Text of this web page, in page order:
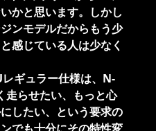
かと思います。しかし
ンモデルだからもう少
感じている人は少なく
ギュラー仕様は、N-
走らせたい、もっと心
したい、という要求の